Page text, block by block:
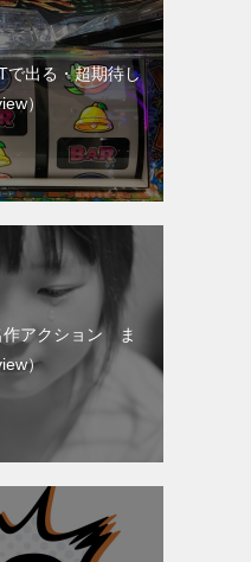
で出る・超期待し
）
作アクション ま
）